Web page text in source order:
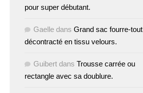
pour super débutant.
Gaelle dans Grand sac fourre-tout
décontracté en tissu velours.
Guibert dans Trousse carrée ou
rectangle avec sa doublure.